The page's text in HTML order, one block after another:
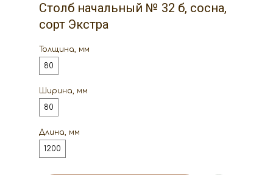
Столб начальный № 32 б, сосна,
сорт Экстра
Толщина, мм
80
Ширина, мм
80
Длина, мм
1200